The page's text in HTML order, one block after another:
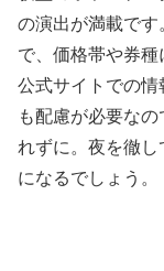
の演出が満載で
で、価格帯や券
公式サイトでの情
も配慮が必要な
れずに。夜を徹
になるでしょう。